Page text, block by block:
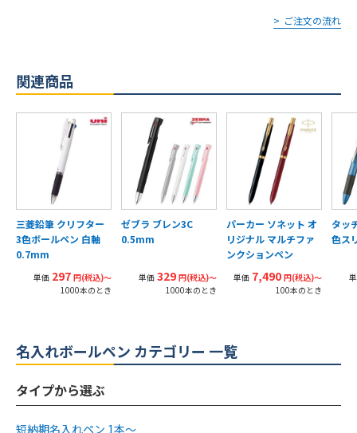
ご注文の流れ
関連商品
三菱鉛筆 クリフター
3色ボールペン 白軸
0.7mm
単価 297 円(税込)〜
1000本のとき
ゼブラ ブレン3C
0.5mm
単価 329 円(税込)〜
1000本のとき
パーカー ソネット オ
リジナル マルチファ
ンクションペン
単価 7,490 円(税込)〜
100本のとき
タッ
色ス
名入れボールペン カテゴリー 一覧
タイプから選ぶ
短納期名入れペン 1本〜